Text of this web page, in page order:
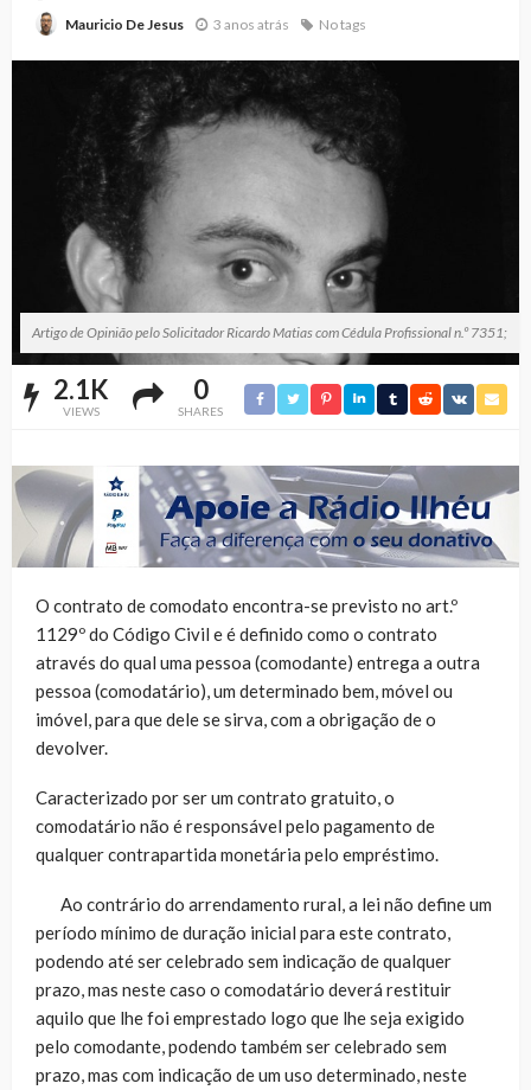
Mauricio De Jesus 3 anos atrás No tags
Artigo de Opinião pelo Solicitador Ricardo Matias com Cédula Profissional n.º 7351;
2.1K
VIEWS
0
SHARES
O contrato de comodato encontra-se previsto no art.º
1129º do Código Civil e é definido como o contrato
através do qual uma pessoa (comodante) entrega a outra
pessoa (comodatário), um determinado bem, móvel ou
imóvel, para que dele se sirva, com a obrigação de o
devolver.
Caracterizado por ser um contrato gratuito, o
comodatário não é responsável pelo pagamento de
qualquer contrapartida monetária pelo empréstimo.
Ao contrário do arrendamento rural, a lei não define um
período mínimo de duração inicial para este contrato,
podendo até ser celebrado sem indicação de qualquer
prazo, mas neste caso o comodatário deverá restituir
aquilo que lhe foi emprestado logo que lhe seja exigido
pelo comodante, podendo também ser celebrado sem
prazo, mas com indicação de um uso determinado, neste